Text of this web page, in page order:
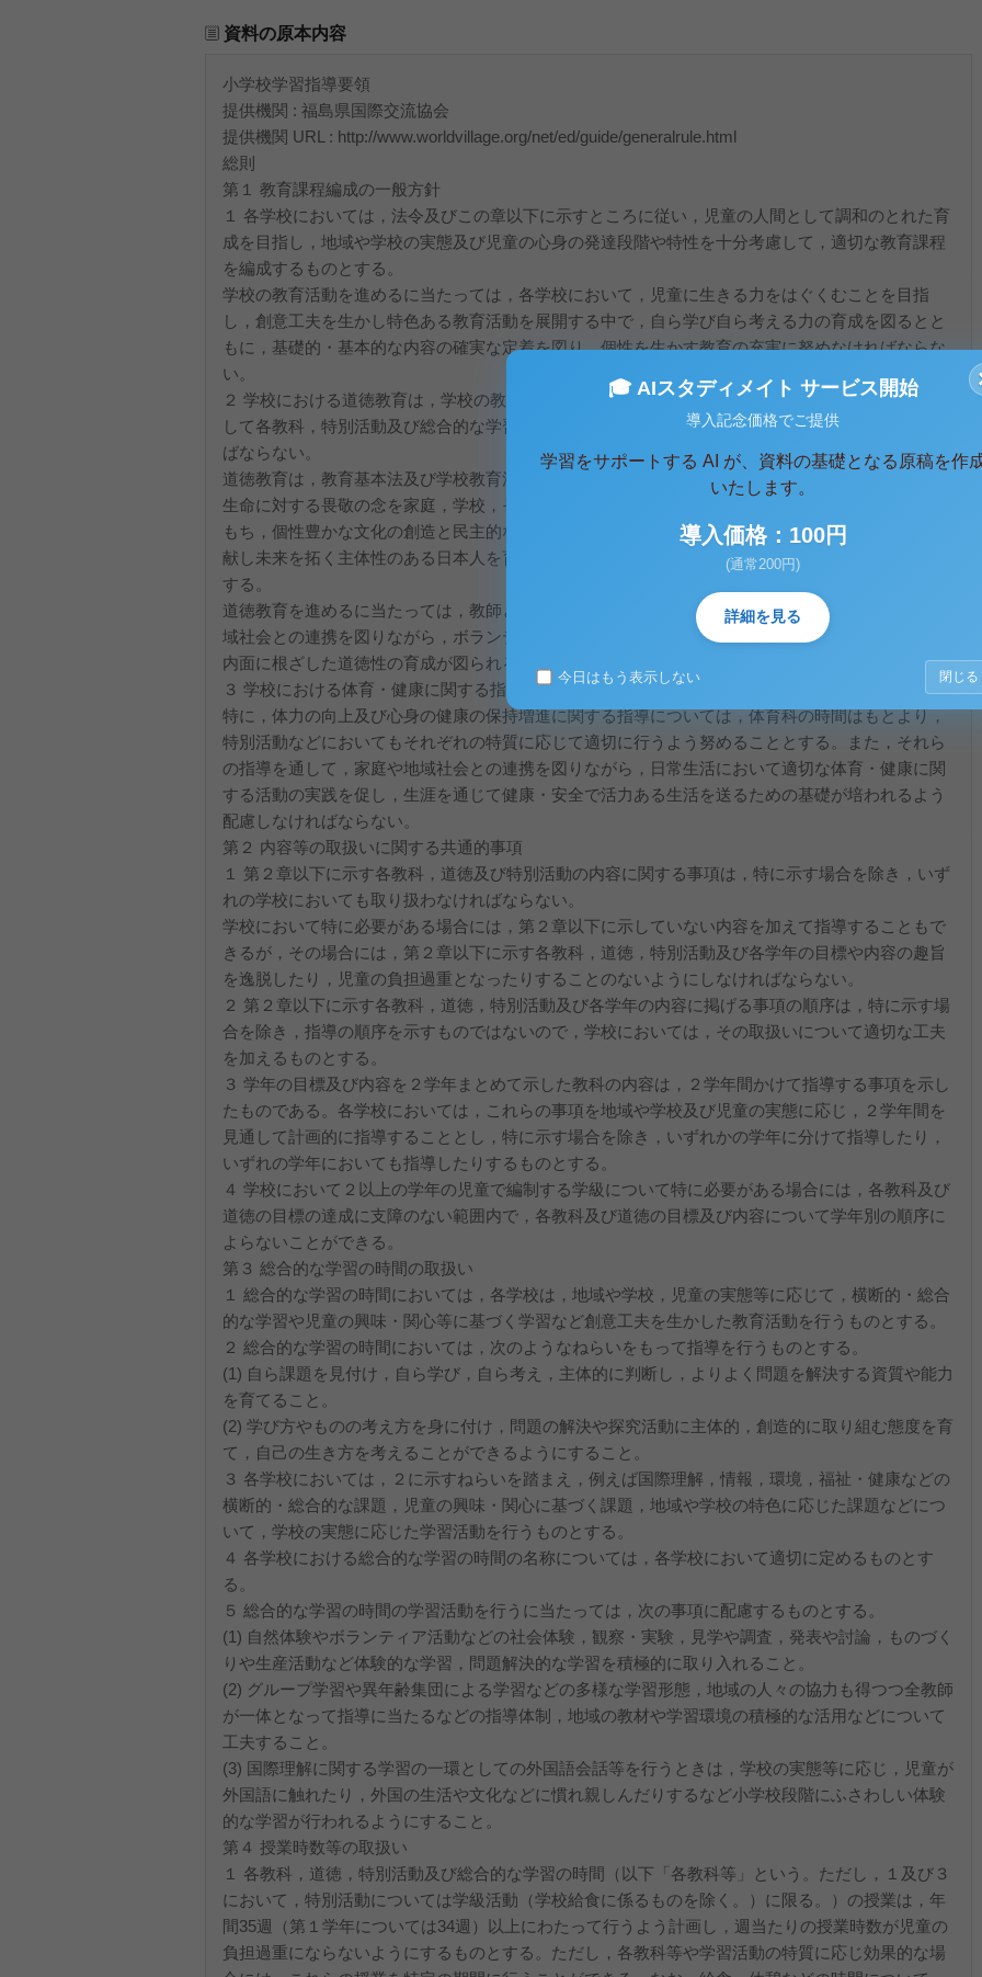
資料の原本内容
小学校学習指導要領
提供機関 : 福島県国際交流協会
提供機関 URL : http://www.worldvillage.org/net/ed/guide/generalrule.html
総則
第１ 教育課程編成の一般方針
１ 各学校においては，法令及びこの章以下に示すところに従い，児童の人間として調和のとれた育
成を目指し，地域や学校の実態及び児童の心身の発達段階や特性を十分考慮して，適切な教育課程
を編成するものとする。
学校の教育活動を進めるに当たっては，各学校において，児童に生きる力をはぐくむことを目指
し，創意工夫を生かし特色ある教育活動を展開する中で，自ら学び自ら考える力の育成を図るとと
もに，基礎的・基本的な内容の確実な定着を図り，個性を生かす教育の充実に努めなければならな
い。
２ 学校における道徳教育は，学校の教育活動全体を通じて行うものであり，道徳の時間をはじめと
して各教科，特別活動及び総合的な学習の時間のそれぞれの特質に応じて適切な指導を行わなけれ
ばならない。
道徳教育は，教育基本法及び学校教育法に定められた教育の根本精神に基づき，人間尊重の精神と
生命に対する畏敬の念を家庭，学校，その他社会における具体的な生活の中に生かし，豊かな心を
もち，個性豊かな文化の創造と民主的な社会及び国家の発展に努め，進んで平和的な国際社会に貢
献し未来を拓く主体性のある日本人を育成するため，その基盤としての道徳性を養うことを目標と
する。
道徳教育を進めるに当たっては，教師と児童及び児童相互の人間関係を深めるとともに，家庭や地
域社会との連携を図りながら，ボランティア活動や自然体験活動などの豊かな体験を通して児童の
内面に根ざした道徳性の育成が図られるよう配慮しなければならない。
３ 学校における体育・健康に関する指導は，学校の教育活動全体を通じて適切に行うものとする。
特に，体力の向上及び心身の健康の保持増進に関する指導については，体育科の時間はもとより，
特別活動などにおいてもそれぞれの特質に応じて適切に行うよう努めることとする。また，それら
の指導を通して，家庭や地域社会との連携を図りながら，日常生活において適切な体育・健康に関
する活動の実践を促し，生涯を通じて健康・安全で活力ある生活を送るための基礎が培われるよう
配慮しなければならない。
第２ 内容等の取扱いに関する共通的事項
１ 第２章以下に示す各教科，道徳及び特別活動の内容に関する事項は，特に示す場合を除き，いず
れの学校においても取り扱わなければならない。
学校において特に必要がある場合には，第２章以下に示していない内容を加えて指導することもで
きるが，その場合には，第２章以下に示す各教科，道徳，特別活動及び各学年の目標や内容の趣旨
を逸脱したり，児童の負担過重となったりすることのないようにしなければならない。
２ 第２章以下に示す各教科，道徳，特別活動及び各学年の内容に掲げる事項の順序は，特に示す場
合を除き，指導の順序を示すものではないので，学校においては，その取扱いについて適切な工夫
を加えるものとする。
３ 学年の目標及び内容を２学年まとめて示した教科の内容は，２学年間かけて指導する事項を示し
たものである。各学校においては，これらの事項を地域や学校及び児童の実態に応じ，２学年間を
見通して計画的に指導することとし，特に示す場合を除き，いずれかの学年に分けて指導したり，
いずれの学年においても指導したりするものとする。
４ 学校において２以上の学年の児童で編制する学級について特に必要がある場合には，各教科及び
道徳の目標の達成に支障のない範囲内で，各教科及び道徳の目標及び内容について学年別の順序に
よらないことができる。
第３ 総合的な学習の時間の取扱い
１ 総合的な学習の時間においては，各学校は，地域や学校，児童の実態等に応じて，横断的・総合
的な学習や児童の興味・関心等に基づく学習など創意工夫を生かした教育活動を行うものとする。
２ 総合的な学習の時間においては，次のようなねらいをもって指導を行うものとする。
(1) 自ら課題を見付け，自ら学び，自ら考え，主体的に判断し，よりよく問題を解決する資質や能力
を育てること。
(2) 学び方やものの考え方を身に付け，問題の解決や探究活動に主体的，創造的に取り組む態度を育
て，自己の生き方を考えることができるようにすること。
３ 各学校においては，２に示すねらいを踏まえ，例えば国際理解，情報，環境，福祉・健康などの
横断的・総合的な課題，児童の興味・関心に基づく課題，地域や学校の特色に応じた課題などにつ
いて，学校の実態に応じた学習活動を行うものとする。
４ 各学校における総合的な学習の時間の名称については，各学校において適切に定めるものとす
る。
５ 総合的な学習の時間の学習活動を行うに当たっては，次の事項に配慮するものとする。
(1) 自然体験やボランティア活動などの社会体験，観察・実験，見学や調査，発表や討論，ものづく
りや生産活動など体験的な学習，問題解決的な学習を積極的に取り入れること。
(2) グループ学習や異年齢集団による学習などの多様な学習形態，地域の人々の協力も得つつ全教師
が一体となって指導に当たるなどの指導体制，地域の教材や学習環境の積極的な活用などについて
工夫すること。
(3) 国際理解に関する学習の一環としての外国語会話等を行うときは，学校の実態等に応じ，児童が
外国語に触れたり，外国の生活や文化などに慣れ親しんだりするなど小学校段階にふさわしい体験
的な学習が行われるようにすること。
第４ 授業時数等の取扱い
１ 各教科，道徳，特別活動及び総合的な学習の時間（以下「各教科等」という。ただし，１及び３
において，特別活動については学級活動（学校給食に係るものを除く。）に限る。）の授業は，年
間35週（第１学年については34週）以上にわたって行うよう計画し，週当たりの授業時数が児童の
負担過重にならないようにするものとする。ただし，各教科等や学習活動の特質に応じ効果的な場
🎓 AIスタディメイト サービス開始
導入記念価格でご提供
学習をサポートする AI が、資料の基礎となる原稿を作
いたします。
導入価格：100円
(通常200円)
詳細を見る
今日はもう表示しない 閉じる